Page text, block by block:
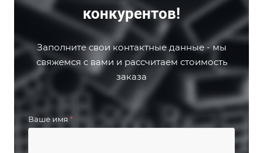
конкурентов!
Заполните свои контактные данные - мы
свяжемся с вами и рассчитаем стоимость
заказа
Ваше имя *